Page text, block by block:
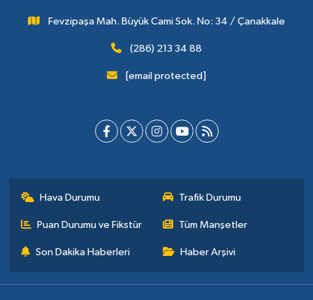
Fevzipaşa Mah. Büyük Cami Sok. No: 34 / Çanakkale
(286) 213 34 88
[email protected]
Hava Durumu Trafik Durumu
Puan Durumu ve Fikstür Tüm Manşetler
Son Dakika Haberleri Haber Arşivi